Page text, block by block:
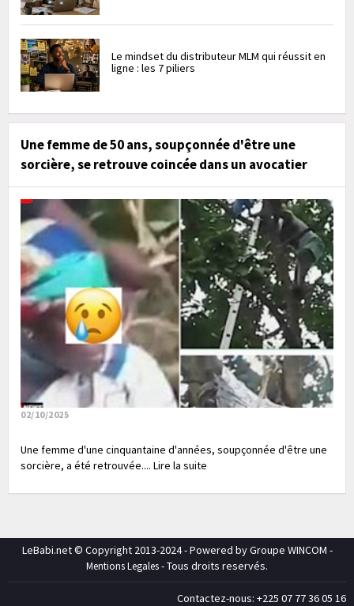
Le mindset du distributeur MLM qui réussit en
ligne : les 7 piliers
Une femme de 50 ans, soupçonnée d'être une
sorcière, se retrouve coincée dans un avocatier
02/10/2025
Une femme d'une cinquantaine d'années, soupçonnée d'être une
sorcière, a été retrouvée.... Lire la suite
LeBabi.net © Copyright 2013-2024 - Powered by Groupe WINCOM -
Mentions Legales- Tous droits reservés.
Contactez-nous: +225 07 77 36 05 16